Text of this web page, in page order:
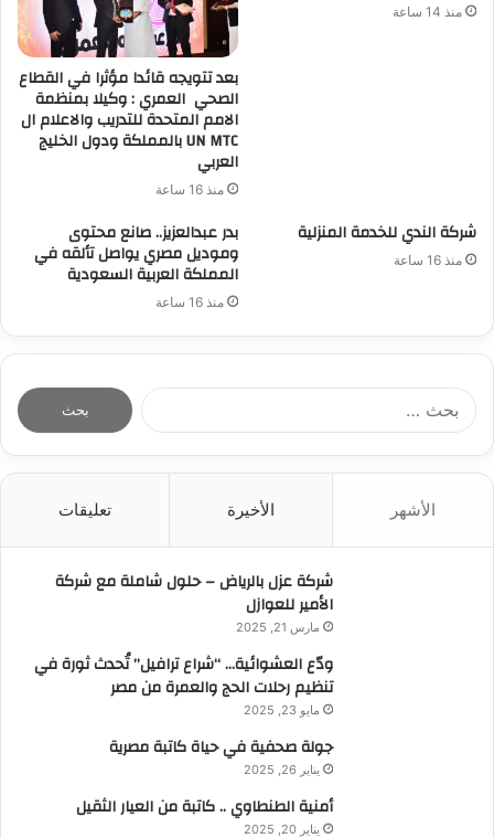
منذ 14 ساعة
بعد تتويجه قائدا مؤثرا في القطاع
الصحي العمري : وكيلا بمنظمة
الامم المتحدة للتدريب والاعلام ال
UN MTC بالمملكة ودول الخليج
العربي
منذ 16 ساعة
شركة الندي للخدمة المنزلية
منذ 16 ساعة
بدر عبدالعزيز.. صانع محتوى
وموديل مصري يواصل تألقه في
المملكة العربية السعودية
منذ 16 ساعة
الأشهر الأخيرة تعليقات
شركة عزل بالرياض – حلول شاملة مع شركة
الأمير للعوازل
مارس 21, 2025
ودّع العشوائية… “شراع ترافيل” تُحدث ثورة في
تنظيم رحلات الحج والعمرة من مصر
مايو 23, 2025
جولة صحفية في حياة كاتبة مصرية
يناير 26, 2025
أمنية الطنطاوي .. كاتبة من العيار الثقيل
يناير 20, 2025